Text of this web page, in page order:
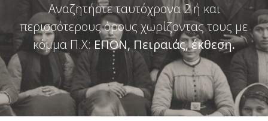
Αναζητήστε ταυτόχρονα 2 ή και
περισσότερους όρους χωρίζοντας τους με
κόμμα Π.Χ: ΕΠΟΝ, Πειραιάς, έκθεση.